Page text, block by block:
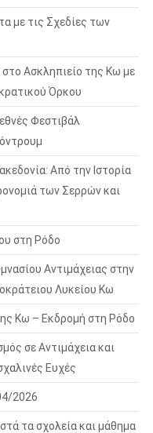
με τις Σχεδίες των
στο Ασκληπιείο της Κω με
Όρκου
Φεστιβάλ
Από την Ιστορία
των Σερρών και
στη Ρόδο
Αντιμάχειας στην
Λυκείου Κω
Κω – Εκδρομή στη Ρόδο
σε Αντιμάχεια και
Ευχές
2026
τα σχολεία και μάθημα